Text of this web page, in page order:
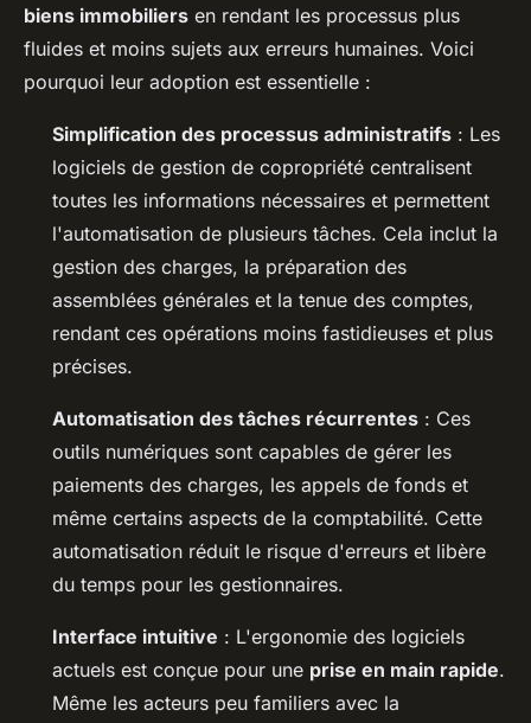
biens immobiliers en rendant les processus plus
fluides et moins sujets aux erreurs humaines. Voici
pourquoi leur adoption est essentielle :
Simplification des processus administratifs : Les
logiciels de gestion de copropriété centralisent
toutes les informations nécessaires et permettent
l'automatisation de plusieurs tâches. Cela inclut la
gestion des charges, la préparation des
assemblées générales et la tenue des comptes,
rendant ces opérations moins fastidieuses et plus
précises.
Automatisation des tâches récurrentes : Ces
outils numériques sont capables de gérer les
paiements des charges, les appels de fonds et
même certains aspects de la comptabilité. Cette
automatisation réduit le risque d'erreurs et libère
du temps pour les gestionnaires.
Interface intuitive : L'ergonomie des logiciels
actuels est conçue pour une prise en main rapide.
Même les acteurs peu familiers avec la